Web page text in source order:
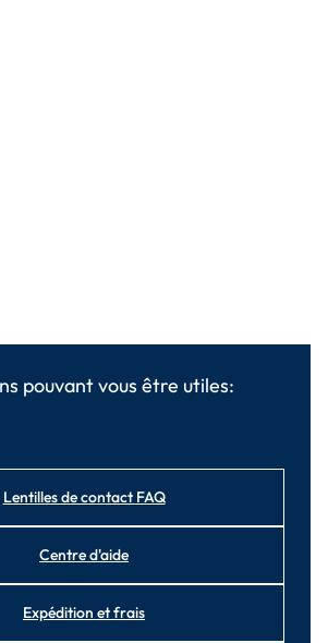
pouvant vous être utiles:
Lentilles de contact FAQ
Centre d'aide
Expédition et frais